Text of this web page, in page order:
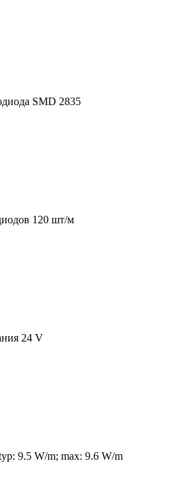
SMD 2835
120 шт/м
24 V
9.5 W/m; max: 9.6 W/m